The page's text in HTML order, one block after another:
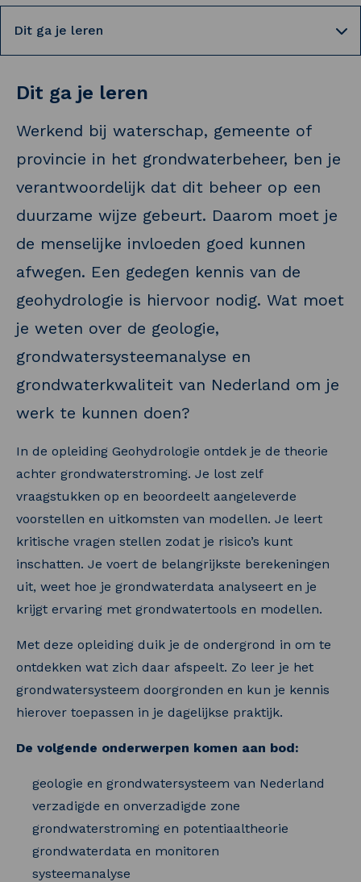
Dit ga je leren
Werkend bij waterschap, gemeente of
provincie in het grondwaterbeheer, ben je
verantwoordelijk dat dit beheer op een
duurzame wijze gebeurt. Daarom moet je
de menselijke invloeden goed kunnen
afwegen. Een gedegen kennis van de
geohydrologie is hiervoor nodig. Wat moet
je weten over de geologie,
grondwatersysteemanalyse en
grondwaterkwaliteit van Nederland om je
werk te kunnen doen?
In de opleiding Geohydrologie ontdek je de theorie
achter grondwaterstroming. Je lost zelf
vraagstukken op en beoordeelt aangeleverde
voorstellen en uitkomsten van modellen. Je leert
kritische vragen stellen zodat je risico’s kunt
inschatten. Je voert de belangrijkste berekeningen
uit, weet hoe je grondwaterdata analyseert en je
krijgt ervaring met grondwatertools en modellen.
Met deze opleiding duik je de ondergrond in om te
ontdekken wat zich daar afspeelt. Zo leer je het
grondwatersysteem doorgronden en kun je kennis
hierover toepassen in je dagelijkse praktijk.
De volgende onderwerpen komen aan bod:
geologie en grondwatersysteem van Nederland
verzadigde en onverzadigde zone
grondwaterstroming en potentiaaltheorie
grondwaterdata en monitoren
systeemanalyse